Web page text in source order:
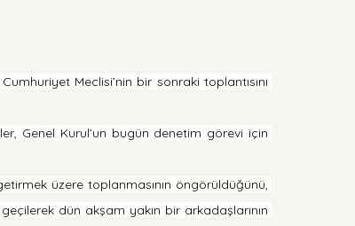
Meclisi’nin bir sonraki toplantısını
Genel Kurul’un bugün denetim görevi için
üzere toplanmasının öngörüldüğünü,
dün akşam yakın bir arkadaşlarının